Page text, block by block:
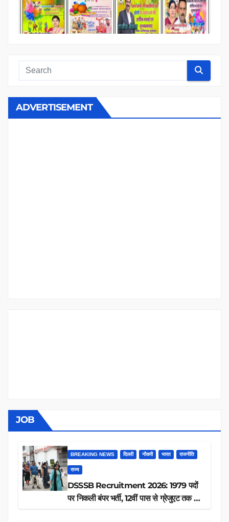
ADVERTISEMENT
JOB
BREAKING NEWS दिल्ली नौकरी भारत राजनीति
राज्य
DSSSB Recruitment 2026: 1979 पदों
पर निकली बंपर भर्ती, 12वीं पास से ग्रेजुएट तक करें